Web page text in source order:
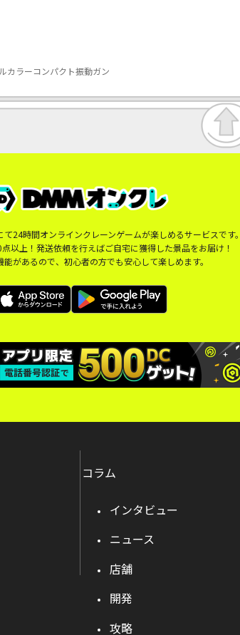
カラーコンパクト振動ガン
て24時間オンラインクレーンゲームが楽しめるサービスです
以上！発送依頼を行えばご自宅に獲得した景品をお届け！
能があるので、初心者の方でも安心して楽しめます。
コラム
インタビュー
ニュース
店舗
開発
攻略